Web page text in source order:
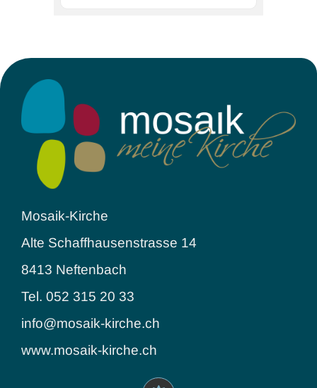
Mosaik-Kirche
Alte Schaffhausenstrasse 14
8413 Neftenbach
Tel. 052 315 20 33
info@mosaik-kirche.ch
www.mosaik-kirche.ch